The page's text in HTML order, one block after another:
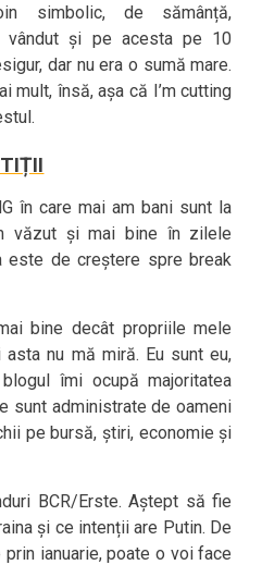
simbolic, de sămânță,
vândut și pe acesta pe 10
dar nu era o sumă mare.
mult, însă, așa că I’m cutting
în care mai am bani sunt la
văzut și mai bine în zilele
este de creștere spre break
bine decât propriile mele
nu mă miră. Eu sunt eu,
îmi ocupă majoritatea
sunt administrate de oameni
pe bursă, știri, economie și
BCR/Erste. Aștept să fie
și ce intenții are Putin. De
ianuarie, poate o voi face